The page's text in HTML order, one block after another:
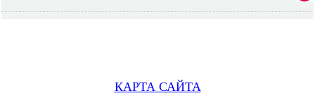
КАРТА САЙТА